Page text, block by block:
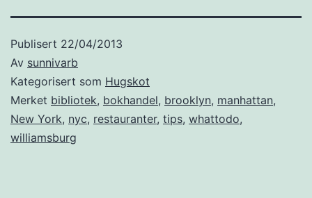
Publisert 22/04/2013
Av sunnivarb
Kategorisert som Hugskot
Merket bibliotek, bokhandel, brooklyn, manhattan,
New York, nyc, restauranter, tips, whattodo,
williamsburg